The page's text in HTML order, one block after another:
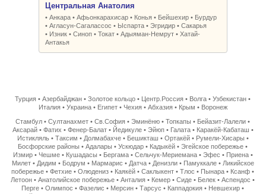
Центральная Анатолия
• Анкара • Афьонкарахисар • Конья • Бейшехир • Бурдур
• Агласун-Сагалассос • Ыспарта • Эгридир • Сакарья
• Изник • Синоп • Токат • Адыяман-Немрут • Хатай-
Антакья
Турция •Азербайджан •Золотое кольцо • Центр.Россия • Волга •Узбекистан •
Италия• Украина• Египет• Чехия• Абхазия• Крым • Воронеж
Стамбул •Султанахмет •Св.София •Эминёню •Топкапы • Бейазит-Лалели •
Аксарай• Фатих • Фенер-Балат• Йедикуле• Эйюп• Галата• Каракёй-Кабаташ •
Истикляль• Таксим • Долмабахче• Бешикташ • Ортакёй• Румели-Хисары •
Босфорские районы •Адалары •Ускюдар • Кадыкёй •Эгейское побережье •
Измир• Чешме• Кушадасы • Бергама• Сельчук-Мериемана• Эфес • Приена•
Милет• Дидим • Бодрум • Мармарис • Датча• Денизли• Памуккале• Ликийское
побережье •Фетхие •Олюдениз • Каякёй •Саклыкент •Тлос • Пынара • Ксанф •
Летоон •Анатолийское побережье •Анталия • Кемер •Сиде • Белек •Аспендос •
Перге •Олимпос •Фазелис • Мерсин •Тарсус • Каппадокия • Невшехир •